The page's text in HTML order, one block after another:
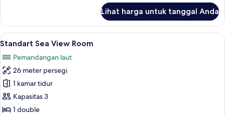
Kamar
Double
Standar,
kebun
Lihat harga untuk tanggal Anda
Lihat
semua
foto
untuk
Standart
Sea
View
Standart Sea View Room |
10
Standart Sea View Room
Pemandangan laut
26 meter persegi
1 kamar tidur
Kapasitas 3
1 double